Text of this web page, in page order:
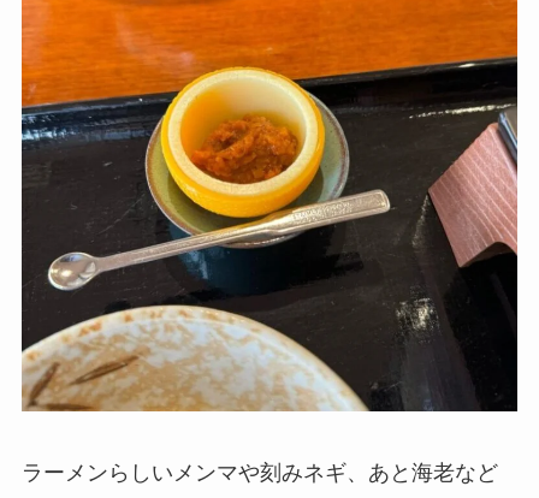
ラーメンらしいメンマや刻みネギ、あと海老など